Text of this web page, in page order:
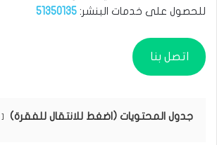
للحصول على خدمات البنشر: 51350135
اتصل بنا
جدول المحتويات (اضغط للانتقال للفقرة)